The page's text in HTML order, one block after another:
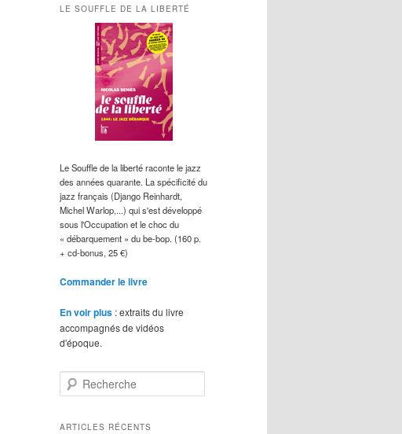
LE SOUFFLE DE LA LIBERTÉ
Le Souffle de la liberté raconte le jazz
des années quarante. La spécificité du
jazz français (Django Reinhardt,
Michel Warlop,...) qui s'est développé
sous l'Occupation et le choc du
« débarquement » du be-bop. (160 p.
+ cd-bonus, 25 €)
Commander le livre
En voir plus : extraits du livre
accompagnés de vidéos
d'époque.
e
h
ARTICLES RÉCENTS